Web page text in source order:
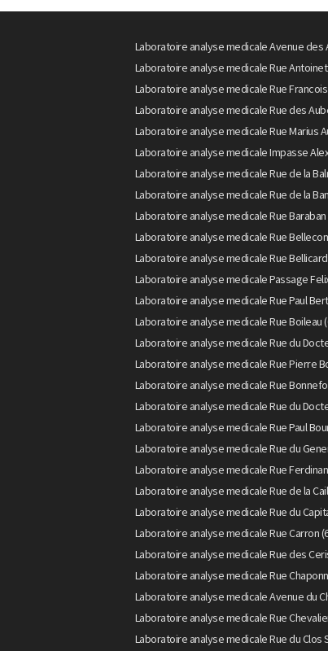
Laboratoire analyse medicale Avenue des
Laboratoire analyse medicale Rue
Laboratoire analyse medicale Rue
Laboratoire analyse medicale Rue des
Laboratoire analyse medicale Rue Marius
Laboratoire analyse medicale Impasse
Laboratoire analyse medicale Rue de la
Laboratoire analyse medicale Rue de la
Laboratoire analyse medicale Rue Baraban
Laboratoire analyse medicale Rue
Laboratoire analyse medicale Rue Bellicard
Laboratoire analyse medicale Passage
Laboratoire analyse medicale Rue Paul
Laboratoire analyse medicale Rue Boileau
Laboratoire analyse medicale Rue du
Laboratoire analyse medicale Rue Pierre
Laboratoire analyse medicale Rue
Laboratoire analyse medicale Rue du
Laboratoire analyse medicale Rue Paul
Laboratoire analyse medicale Rue du
Laboratoire analyse medicale Rue
Laboratoire analyse medicale Rue de la
Laboratoire analyse medicale Rue du
Laboratoire analyse medicale Rue Carron
Laboratoire analyse medicale Rue des
Laboratoire analyse medicale Rue
Laboratoire analyse medicale Avenue du
Laboratoire analyse medicale Rue
Laboratoire analyse medicale Rue du Clos